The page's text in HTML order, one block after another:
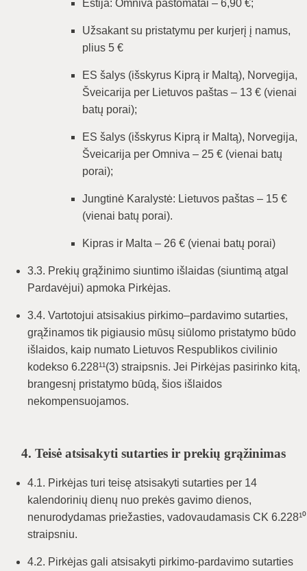
Estija: Omniva paštomatai – 6,90 €;
Užsakant su pristatymu per kurjerį į namus,
plius 5 €
ES šalys (išskyrus Kiprą ir Maltą), Norvegija,
Šveicarija per Lietuvos paštas – 13 € (vienai
batų porai);
ES šalys (išskyrus Kiprą ir Maltą), Norvegija,
Šveicarija per Omniva – 25 € (vienai batų
porai);
Jungtinė Karalystė: Lietuvos paštas – 15 €
(vienai batų porai).
Kipras ir Malta – 26 € (vienai batų porai)
3.3. Prekių grąžinimo siuntimo išlaidas (siuntimą atgal
Pardavėjui) apmoka Pirkėjas.
3.4. Vartotojui atsisakius pirkimo–pardavimo sutarties,
grąžinamos tik pigiausio mūsų siūlomo pristatymo būdo
išlaidos, kaip numato Lietuvos Respublikos civilinio
kodekso 6.228¹¹(3) straipsnis. Jei Pirkėjas pasirinko kitą,
brangesnį pristatymo būdą, šios išlaidos
nekompensuojamos.
4. Teisė atsisakyti sutarties ir prekių grąžinimas
4.1. Pirkėjas turi teisę atsisakyti sutarties per 14
kalendorinių dienų nuo prekės gavimo dienos,
nenurodydamas priežasties, vadovaudamasis CK 6.228¹⁰
straipsniu.
4.2. Pirkėjas gali atsisakyti pirkimo-pardavimo sutarties